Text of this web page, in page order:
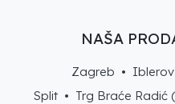
NAŠA
Zagreb • Iblerov
Split • Trg Braće Radić